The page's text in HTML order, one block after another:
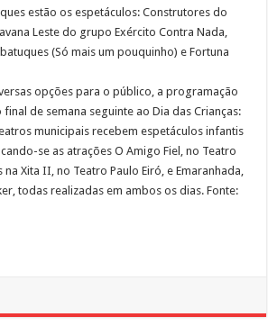
estão os espetáculos: Construtores do
Leste do grupo Exército Contra Nada,
(Só mais um pouquinho) e Fortuna
opções para o público, a programação
de semana seguinte ao Dia das Crianças:
municipais recebem espetáculos infantis
se as atrações O Amigo Fiel, no Teatro
Xita II, no Teatro Paulo Eiró, e Emaranhada,
todas realizadas em ambos os dias. Fonte: